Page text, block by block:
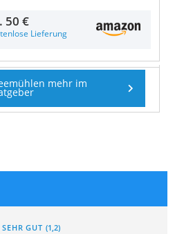
50 €
Lieferung
mehr im
SEHR GUT (1,2)